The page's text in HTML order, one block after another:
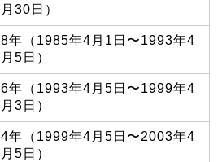
月30日）
8年（1985年4月1日〜1993年4
月5日）
6年（1993年4月5日〜1999年4
月3日）
4年（1999年4月5日〜2003年4
月5日）